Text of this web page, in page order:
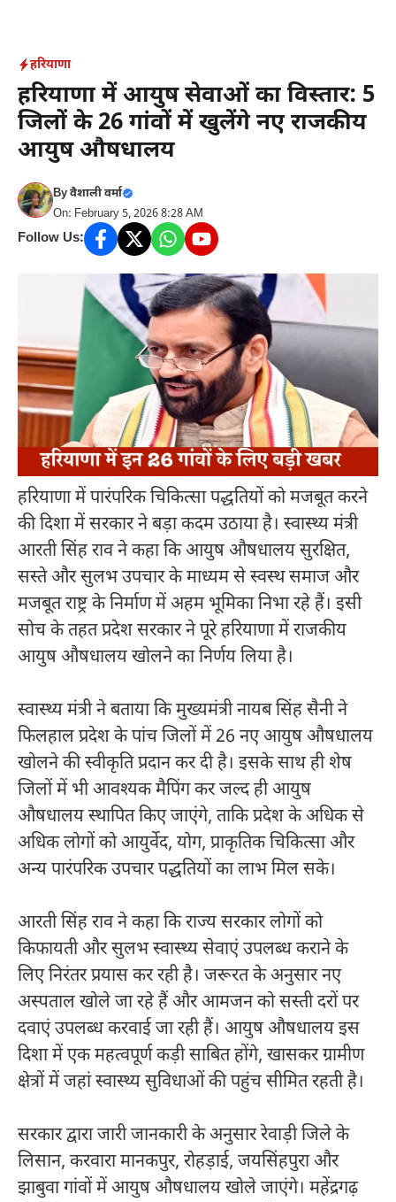
content
हरियाणा
हरियाणा में आयुष सेवाओं का विस्तार: 5
जिलों के 26 गांवों में खुलेंगे नए राजकीय
आयुष औषधालय
Byवैशाली वर्मा
On: February 5, 2026 8:28 AM
Follow Us:
हरियाणा में पारंपरिक चिकित्सा पद्धतियों को मजबूत करने
की दिशा में सरकार ने बड़ा कदम उठाया है। स्वास्थ्य मंत्री
आरती सिंह राव ने कहा कि आयुष औषधालय सुरक्षित,
सस्ते और सुलभ उपचार के माध्यम से स्वस्थ समाज और
मजबूत राष्ट्र के निर्माण में अहम भूमिका निभा रहे हैं। इसी
सोच के तहत प्रदेश सरकार ने पूरे हरियाणा में राजकीय
आयुष औषधालय खोलने का निर्णय लिया है।
स्वास्थ्य मंत्री ने बताया कि मुख्यमंत्री नायब सिंह सैनी ने
फिलहाल प्रदेश के पांच जिलों में 26 नए आयुष औषधालय
खोलने की स्वीकृति प्रदान कर दी है। इसके साथ ही शेष
जिलों में भी आवश्यक मैपिंग कर जल्द ही आयुष
औषधालय स्थापित किए जाएंगे, ताकि प्रदेश के अधिक से
अधिक लोगों को आयुर्वेद, योग, प्राकृतिक चिकित्सा और
अन्य पारंपरिक उपचार पद्धतियों का लाभ मिल सके।
आरती सिंह राव ने कहा कि राज्य सरकार लोगों को
किफायती और सुलभ स्वास्थ्य सेवाएं उपलब्ध कराने के
लिए निरंतर प्रयास कर रही है। जरूरत के अनुसार नए
अस्पताल खोले जा रहे हैं और आमजन को सस्ती दरों पर
दवाएं उपलब्ध करवाई जा रही हैं। आयुष औषधालय इस
दिशा में एक महत्वपूर्ण कड़ी साबित होंगे, खासकर ग्रामीण
क्षेत्रों में जहां स्वास्थ्य सुविधाओं की पहुंच सीमित रहती है।
सरकार द्वारा जारी जानकारी के अनुसार रेवाड़ी जिले के
लिसान, करवारा मानकपुर, रोहड़ाई, जयसिंहपुरा और
झाबुवा गांवों में आयुष औषधालय खोले जाएंगे। महेंद्रगढ़